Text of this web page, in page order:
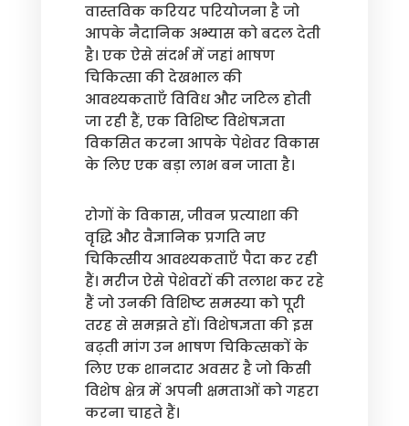
वास्तविक करियर परियोजना है जो
आपके नैदानिक अभ्यास को बदल देती
है। एक ऐसे संदर्भ में जहां भाषण
चिकित्सा की देखभाल की
आवश्यकताएँ विविध और जटिल होती
जा रही हैं, एक विशिष्ट विशेषज्ञता
विकसित करना आपके पेशेवर विकास
के लिए एक बड़ा लाभ बन जाता है।
रोगों के विकास, जीवन प्रत्याशा की
वृद्धि और वैज्ञानिक प्रगति नए
चिकित्सीय आवश्यकताएँ पैदा कर रही
हैं। मरीज ऐसे पेशेवरों की तलाश कर रहे
हैं जो उनकी विशिष्ट समस्या को पूरी
तरह से समझते हों। विशेषज्ञता की इस
बढ़ती मांग उन भाषण चिकित्सकों के
लिए एक शानदार अवसर है जो किसी
विशेष क्षेत्र में अपनी क्षमताओं को गहरा
करना चाहते हैं।